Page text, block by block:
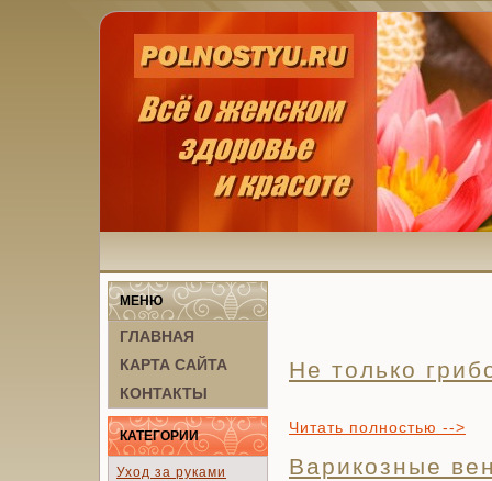
МЕНЮ
ГЛАВНАЯ
КАРТА САЙТА
КОНТАКТЫ
КАТЕГОРИИ
Уход за руками
Не только
Читать полностью -->
Варикозные